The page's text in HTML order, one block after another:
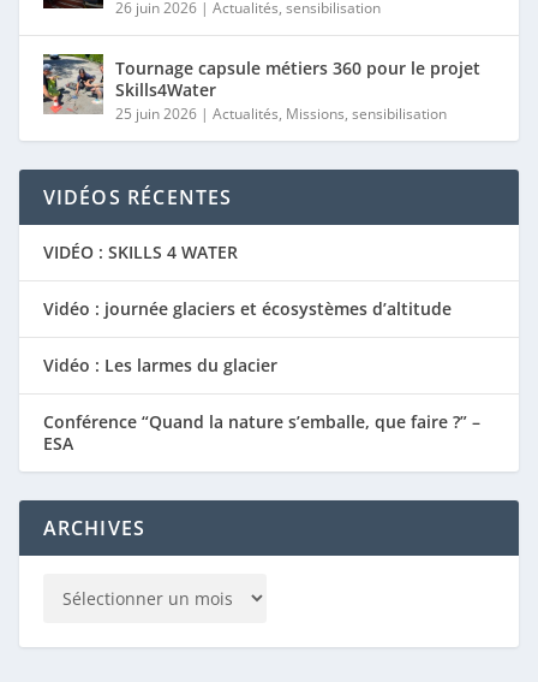
26 juin 2026| Actualités, sensibilisation
Tournage capsule métiers 360 pour le projet
Skills4Water
25 juin 2026| Actualités, Missions, sensibilisation
VIDÉOS RÉCENTES
VIDÉO : SKILLS 4 WATER
Vidéo : journée glaciers et écosystèmes d’altitude
Vidéo : Les larmes du glacier
Conférence “Quand la nature s’emballe, que faire ?” –
ESA
ARCHIVES